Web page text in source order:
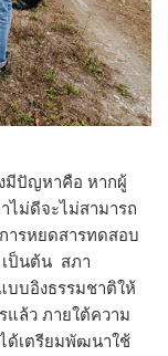
มีปัญหาคือ หากผู้
ไม่ดีจะไม่สามารถ
ารหยดสารทดสอบ
เป็นต้น สภา
บบอิงธรรมชาติให้
แล้ว ภายใต้ความ
ด้เตรียมพัฒนาใช้